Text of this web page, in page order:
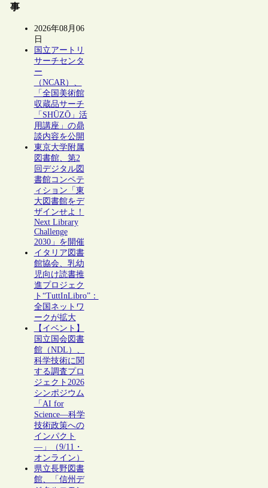
事
2026年08月06
日
国立アートリ
サーチセンタ
ー
（NCAR）、
「全国美術館
収蔵品サーチ
「SHŪZŌ」活
用講座」の鼎
談内容を公開
東京大学附属
図書館、第2
回デジタル図
書館コンペテ
ィション「東
大図書館をデ
ザインせよ！
Next Library
Challenge
2030」を開催
イタリア図書
館協会、乳幼
児向け読書推
進プロジェク
ト“TuttInLibro”：
全国ネットワ
ークが拡大
【イベント】
国立国会図書
館（NDL）、
科学技術に関
する調査プロ
ジェクト2026
シンポジウム
「AI for
Science―科学
技術政策への
インパクト
―」（9/11・
オンライン）
県立長野図書
館、「信州デ